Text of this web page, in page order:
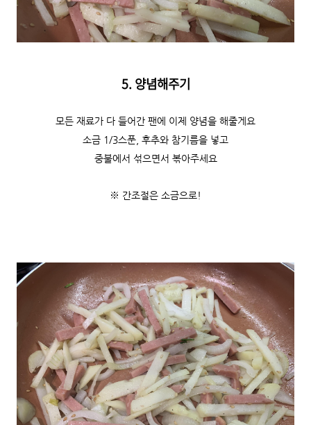
5. 양념해주기
모든 재료가 다 들어간 팬에 이제 양념을 해줄게요
소금 1/3스푼, 후추와 참기름을 넣고
중불에서 섞으면서 볶아주세요
※ 간조절은 소금으로!